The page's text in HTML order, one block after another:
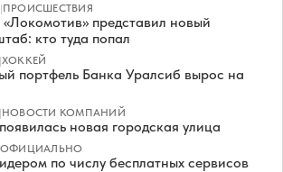
|ПРОИСШЕСТВИЯ
представил новый
кто туда попал
|ХОККЕЙ
портфель Банка Уралсиб вырос на
|НОВОСТИ КОМПАНИЙ
новая городская улица
ОФИЦИАЛЬНО
по числу бесплатных сервисов